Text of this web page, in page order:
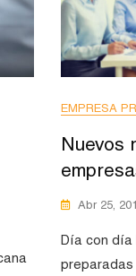
EMPRESA
Nuevos
Abr 25,
Día con día
preparadas